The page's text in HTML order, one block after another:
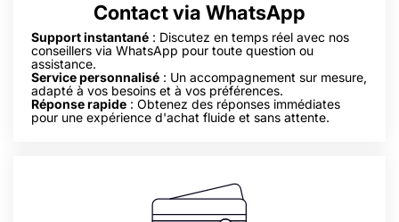
Contact via WhatsApp
Support instantané : Discutez en temps réel avec nos
conseillers via WhatsApp pour toute question ou
assistance.
Service personnalisé : Un accompagnement sur mesure,
adapté à vos besoins et à vos préférences.
Réponse rapide : Obtenez des réponses immédiates
pour une expérience d'achat fluide et sans attente.